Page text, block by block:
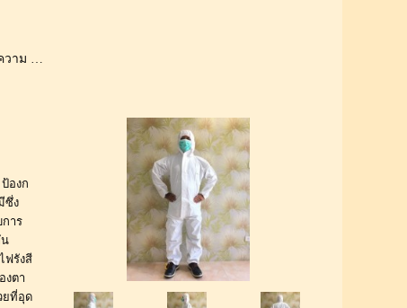
วาม …
องก
ซึ่ง
าร
ฟรังสี
งตา
ยที่อุด